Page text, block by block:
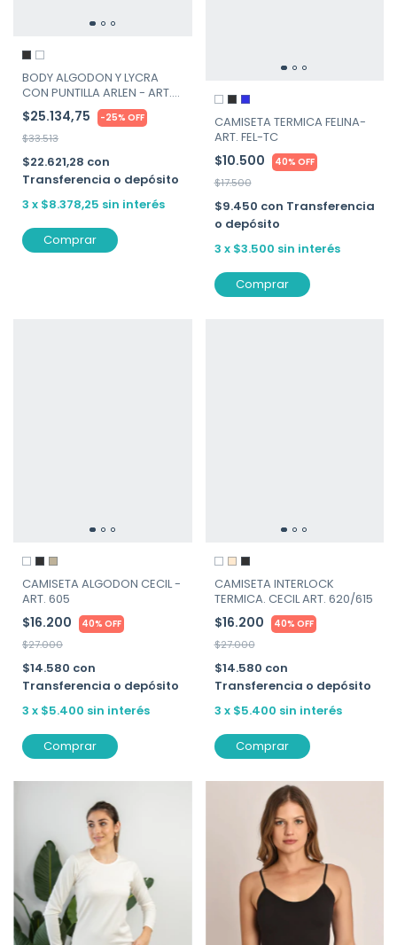
BODY ALGODON Y LYCRA
CON PUNTILLA ARLEN - ART.
705
$25.134,75 -25% OFF
$33.513
$22.621,28 con
Transferencia o depósito
3 x $8.378,25 sin interés
Comprar
CAMISETA TERMICA FELINA-
ART. FEL-TC
$10.500 40% OFF
$17.500
$9.450 con Transferencia
o depósito
3 x $3.500 sin interés
Comprar
CAMISETA ALGODON CECIL -
ART. 605
$16.200 40% OFF
$27.000
$14.580 con
Transferencia o depósito
3 x $5.400 sin interés
Comprar
CAMISETA INTERLOCK
TERMICA. CECIL ART. 620/615
$16.200 40% OFF
$27.000
$14.580 con
Transferencia o depósito
3 x $5.400 sin interés
Comprar